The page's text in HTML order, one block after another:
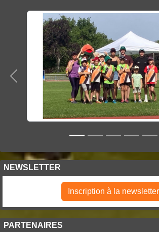
Précedent
NEWSLETTER
Inscription à la newsletter
PARTENAIRES